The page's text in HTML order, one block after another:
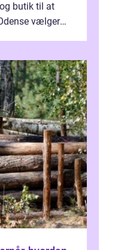
butik til at
vælger